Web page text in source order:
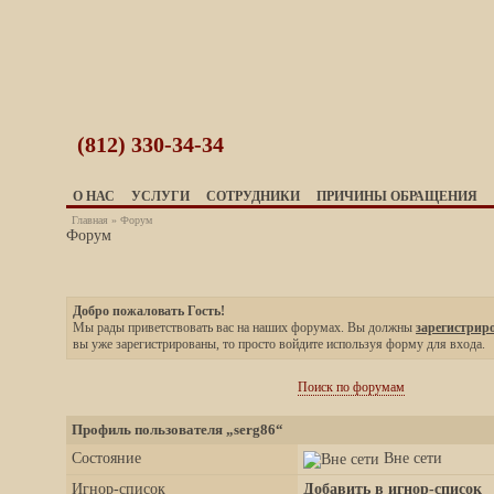
(812) 330-34-34
О НАС УСЛУГИ СОТРУДНИКИ ПРИЧИНЫ ОБРАЩЕНИЯ
Главная » Форум
Форум
Добро пожаловать Гость!
Мы рады приветствовать вас на наших форумах. Вы должны
вы уже зарегистрированы, то просто войдите используя форму для входа.
Поиск по форумам
Профиль пользователя „serg86“
Состояние
Вне сети
Игнор-список
Добавить в игнор-список